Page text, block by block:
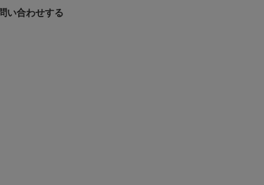
い合わせする